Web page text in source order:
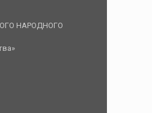
НАРОДНОГО